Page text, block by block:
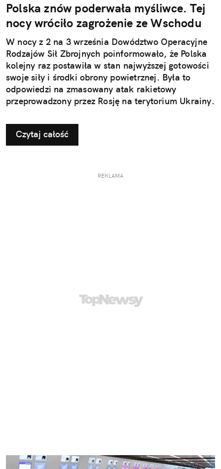
Polska znów poderwała myśliwce. Tej
nocy wróciło zagrożenie ze Wschodu
W nocy z 2 na 3 września Dowództwo Operacyjne
Rodzajów Sił Zbrojnych poinformowało, że Polska
kolejny raz postawiła w stan najwyższej gotowości
swoje siły i środki obrony powietrznej. Była to
odpowiedzi na zmasowany atak rakietowy
przeprowadzony przez Rosję na terytorium Ukrainy.
Czytaj całość
REKLAMA